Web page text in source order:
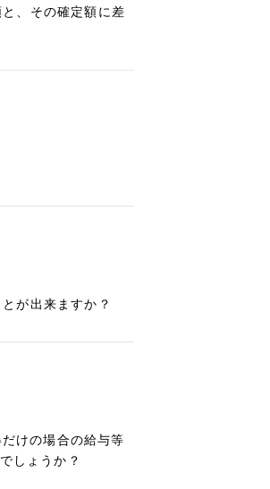
、その確定額に差
が出来ますか？
けの場合の給与等
しょうか？